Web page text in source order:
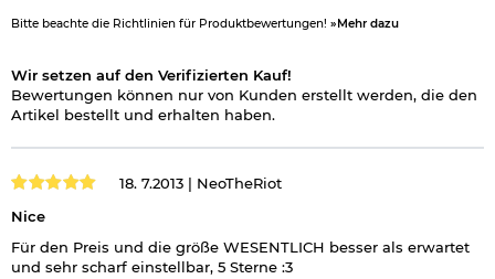
Bitte beachte die Richtlinien für Produktbewertungen! »Mehr dazu
Wir setzen auf den Verifizierten Kauf!
Bewertungen können nur von Kunden erstellt werden, die den
Artikel bestellt und erhalten haben.
18. 7.2013 | NeoTheRiot
Nice
Für den Preis und die größe WESENTLICH besser als erwartet
und sehr scharf einstellbar, 5 Sterne :3